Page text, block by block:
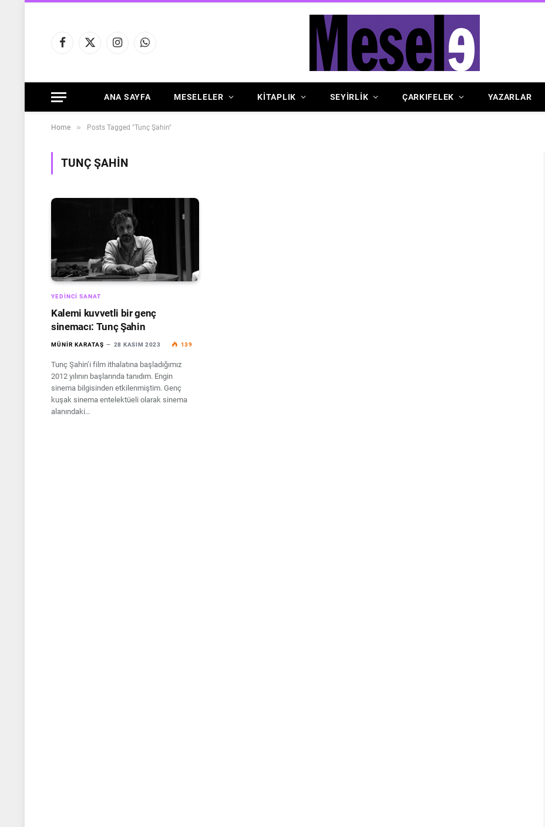
Facebook
X
InstagramWhatsApp
ANA SAYFA MESELELER KİTAPLIK SEYİRLİK ÇARKIFELEK YAZARLAR
Home » Posts Tagged "Tunç Şahin"
TUNÇ ŞAHIN
YEDINCI SANAT
Kalemi kuvvetli bir genç
sinemacı: Tunç Şahin
MÜNIR KARATAŞ 28 KASIM 2023 139
Tunç Şahin’i film ithalatına başladığımız
2012 yılının başlarında tanıdım. Engin
sinema bilgisinden etkilenmiştim. Genç
kuşak sinema entelektüeli olarak sinema
alanındaki…